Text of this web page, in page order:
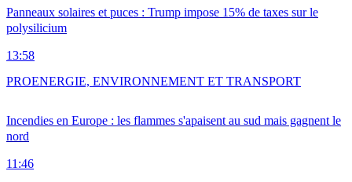
Panneaux solaires et puces : Trump impose 15% de taxes sur le
polysilicium
13:58
Incendies en Europe : les flammes s'apaisent au sud mais gagnent le
nord
11:46
PROENERGIE, ENVIRONNEMENT ET TRANSPORT